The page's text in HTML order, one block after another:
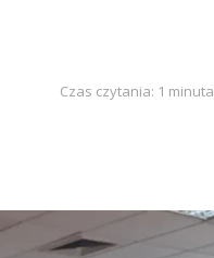
Czas czytania: 1 minuta